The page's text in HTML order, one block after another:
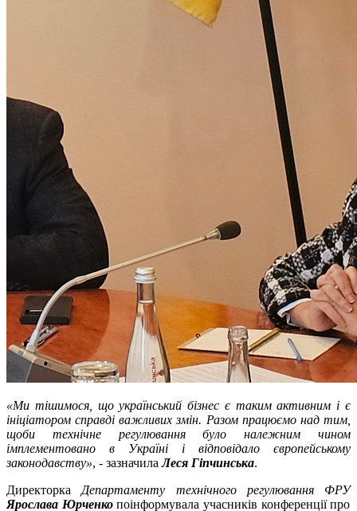
«Ми тішимося, що український бізнес є таким активним і є
ініціатором справді важливих змін. Разом працюємо над тим,
щоби технічне регулювання було належним чином
імплементовано в Україні і відповідало європейському
законодавству», - зазначилаЛеся Гіпчинська.
Директорка Департаменту технічного регулювання ФРУ
Ярослава Юрченкопоінформувала учасників конференції про